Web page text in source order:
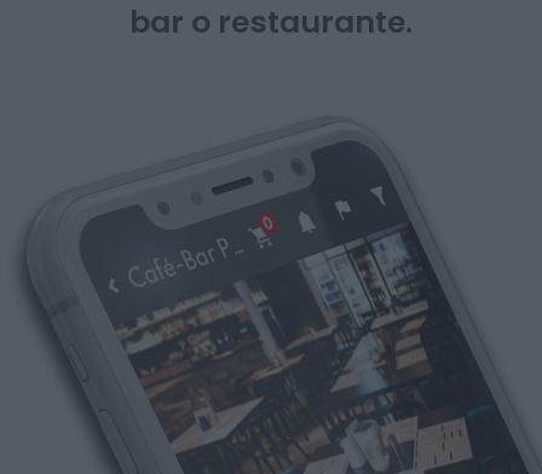
bar o restaurante.